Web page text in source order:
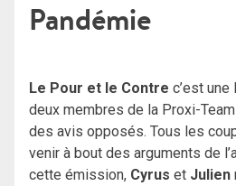
Pandémie
Le Pour et le Contre c’est une
deux membres de la Proxi-
des avis opposés. Tous les
venir à bout des arguments de
cette émission, Cyrus et Julien